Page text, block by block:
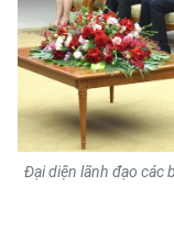
Duyên hải Nam
Nguyên
Đông Nam Bộ
Đồng bằng sông
Chuyên trang
Đại diện lãnh đạo các